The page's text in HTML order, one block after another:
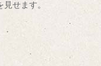
せます。